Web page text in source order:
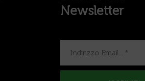
Newsletter